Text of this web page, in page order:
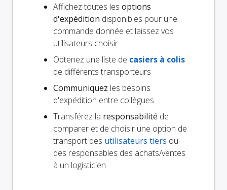
Affichez toutes les options
d'expédition disponibles pour une
commande donnée et laissez vos
utilisateurs choisir
Obtenez une liste de casiers à colis
de différents transporteurs
Communiquez les besoins
d'expédition entre collègues
Transférez la responsabilité de
comparer et de choisir une option de
transport des utilisateurs tiers ou
des responsables des achats/ventes
à un logisticien